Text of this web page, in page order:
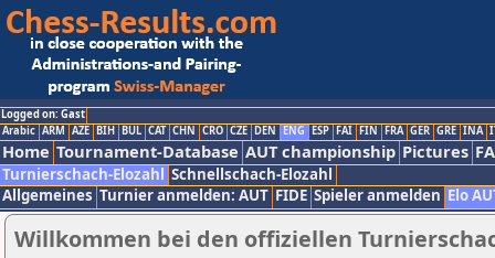
Logged on: Gast
Arabic ARM AZE BIH BUL CAT CHN CRO CZE DEN ENG ESP FAI FIN FRA GER GRE INA
Home Tournament-Database AUT championship Pictures
Turnierschach-Elozahl Schnellschach-Elozahl
Allgemeines Turnier anmelden: AUT FIDE Spieler anmelden Elo
Willkommen bei den offiziellen